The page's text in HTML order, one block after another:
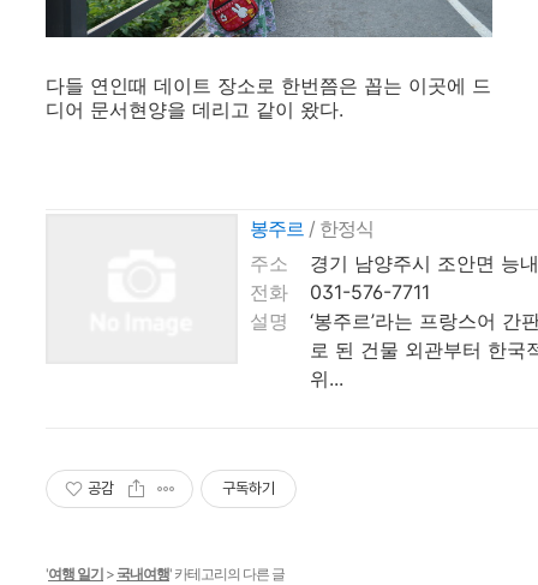
다들 연인때 데이트 장소로 한번쯤은 꼽는 이곳에 드
디어 문서현양을 데리고 같이 왔다.
봉주르 / 한정식
주소
경기 남양주시 조안면 능
전화
031-576-7711
설명
‘봉주르’라는 프랑스어 간
로 된 건물 외관부터 한국
위...
공감 구독하기
'여행 일기 > 국내여행' 카테고리의 다른 글